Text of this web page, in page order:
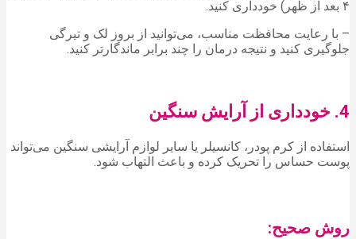
۴ بعد از ظهر) خودداری کنید.
– با رعایت محافظت مناسب، می‌توانید از بروز لک و تیرگی
جلوگیری کنید و نتیجه درمان را چند برابر ماندگارتر کنید.
4. خودداری از آرایش سنگین
استفاده از کرم پودر، کانسیلر یا سایر لوازم آرایشی سنگین می‌تواند
پوست حساس را تحریک کرده و باعث التهاب شود.
روش صحیح: